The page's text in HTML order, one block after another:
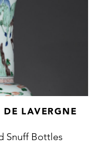
LAVERGNE
Snuff Bottles